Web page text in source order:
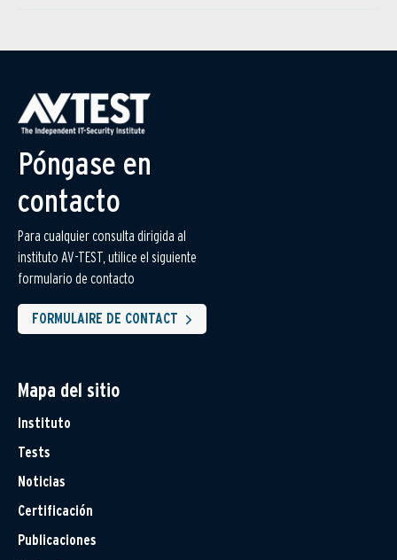
Póngase en
contacto
Para cualquier consulta dirigida al
instituto AV-TEST, utilice el siguiente
formulario de contacto
FORMULAIRE DE CONTACT
Mapa del sitio
Instituto
Tests
Noticias
Certificación
Publicaciones